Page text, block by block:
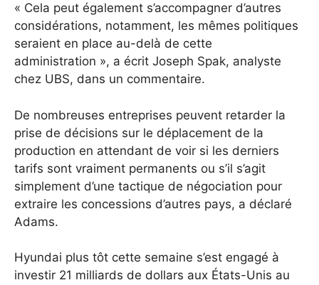
« Cela peut également s’accompagner d’autres
considérations, notamment, les mêmes politiques
seraient en place au-delà de cette
administration », a écrit Joseph Spak, analyste
chez UBS, dans un commentaire.
De nombreuses entreprises peuvent retarder la
prise de décisions sur le déplacement de la
production en attendant de voir si les derniers
tarifs sont vraiment permanents ou s’il s’agit
simplement d’une tactique de négociation pour
extraire les concessions d’autres pays, a déclaré
Adams.
Hyundai plus tôt cette semaine s’est engagé à
investir 21 milliards de dollars aux États-Unis au